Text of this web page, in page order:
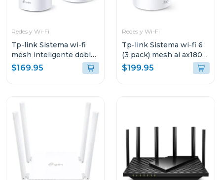
Redes y Wi-Fi
Tp-link Sistema wi-fi
mesh inteligente doble
banda a1900 3 pack
$169.95
Redes y Wi-Fi
Tp-link Sistema wi-fi 6
(3 pack) mesh ai ax1800
3 pack decox20
$199.95